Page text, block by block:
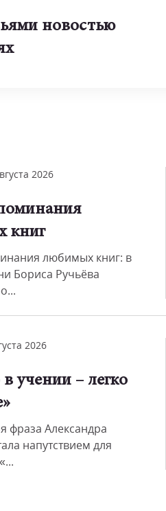
новостью
2026
книг
любимых книг: в
Бориса Ручьёва
2026
учении – легко
фраза Александра
напутствием для